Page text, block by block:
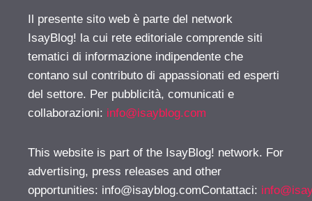
Il presente sito web è parte del network
IsayBlog! la cui rete editoriale comprende siti
tematici di informazione indipendente che
contano sul contributo di appassionati ed esperti
del settore. Per pubblicità, comunicati e
collaborazioni: info@isayblog.com
This website is part of the IsayBlog! network. For
advertising, press releases and other
opportunities: info@isayblog.comContattaci: